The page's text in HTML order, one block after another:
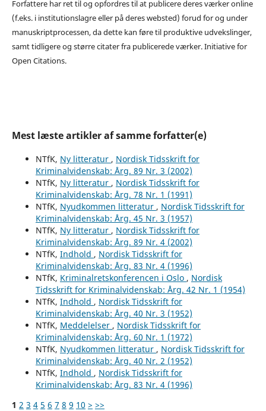
Forfattere har ret til og opfordres til at publicere deres værker online
(f.eks. i institutionslagre eller på deres websted) forud for og under
manuskriptprocessen, da dette kan føre til produktive udvekslinger,
samt tidligere og større citater fra publicerede værker. Initiative for
Open Citations.
Mest læste artikler af samme forfatter(e)
NTfK, Ny litteratur , Nordisk Tidsskrift for
Kriminalvidenskab: Årg. 89 Nr. 3 (2002)
NTfK, Ny litteratur , Nordisk Tidsskrift for
Kriminalvidenskab: Årg. 78 Nr. 1 (1991)
NTfK, Nyudkommen litteratur , Nordisk Tidsskrift for
Kriminalvidenskab: Årg. 45 Nr. 3 (1957)
NTfK, Ny litteratur , Nordisk Tidsskrift for
Kriminalvidenskab: Årg. 89 Nr. 4 (2002)
NTfK, Indhold , Nordisk Tidsskrift for
Kriminalvidenskab: Årg. 83 Nr. 4 (1996)
NTfK, Kriminalretskonferencen i Oslo , Nordisk
Tidsskrift for Kriminalvidenskab: Årg. 42 Nr. 1 (1954)
NTfK, Indhold , Nordisk Tidsskrift for
Kriminalvidenskab: Årg. 40 Nr. 3 (1952)
NTfK, Meddelelser , Nordisk Tidsskrift for
Kriminalvidenskab: Årg. 60 Nr. 1 (1972)
NTfK, Nyudkommen litteratur , Nordisk Tidsskrift for
Kriminalvidenskab: Årg. 40 Nr. 2 (1952)
NTfK, Indhold , Nordisk Tidsskrift for
Kriminalvidenskab: Årg. 83 Nr. 4 (1996)
1 2 3 4 5 6 7 8 9 10 > >>